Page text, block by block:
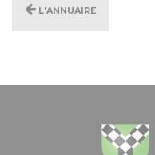
L'annuaire